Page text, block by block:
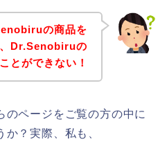
の商品を
Dr.Senobiruの
とができない！
のページをご覧の方の中に
？実際、私も、